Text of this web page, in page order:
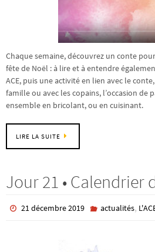
Chaque semaine, découvrez un conte
fête de Noël : à lire et à entendre
ACE, puis une activité en lien avec le
famille ou avec les copains, l’occasion de
ensemble en bricolant, ou en cuisinant.
LIRE LA SUITE
Jour 21 • Calendrier
21 décembre 2019 actualités,